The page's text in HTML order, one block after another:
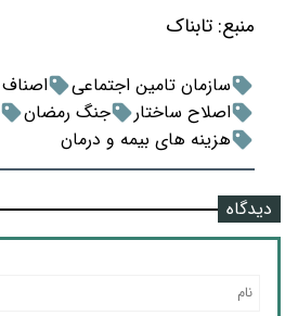
منبع: تابناک
سازمان تامین اجتماعی اصناف
اصلاح ساختار
جنگ رمضان
هزینه های بیمه و درمان
دیدگاه